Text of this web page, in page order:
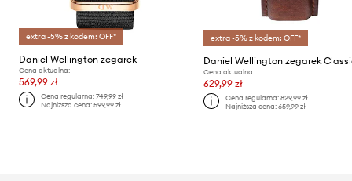
extra -5% z kodem: OFF*
Daniel Wellington zegarek
Cena aktualna:
569,99 zł
Cena regularna:749,99 zł
Najniższa cena:599,99 zł
extra -5% z kodem: OFF*
Cena aktualna:
629,99 zł
Cena regularna: 829,99 zł
Najniższa cena: 659,99 zł